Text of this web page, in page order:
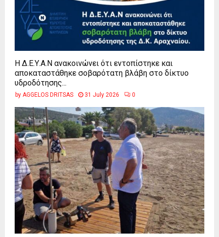
Η Δ.Ε.Υ.Α.Ν ανακοινώνει ότι εντοπίστηκε και
αποκαταστάθηκε σοβαρότατη βλάβη στο δίκτυο
υδροδότησης...
by AGGELOS DRITSAS 31 July 2026 0